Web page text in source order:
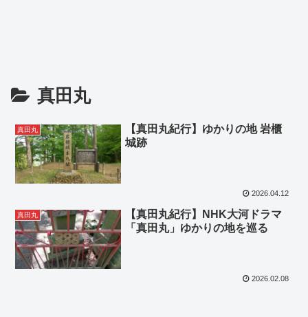
真田丸
真田丸
【真田丸紀行】ゆかりの地 岩櫃
城跡
2026.04.12
真田丸
【真田丸紀行】NHK大河ドラマ
「真田丸」ゆかりの地を巡る
2026.02.08